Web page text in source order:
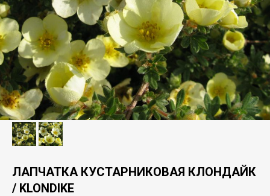
ЛАПЧАТКА КУСТАРНИКОВАЯ КЛОНДАЙК
/ KLONDIKE